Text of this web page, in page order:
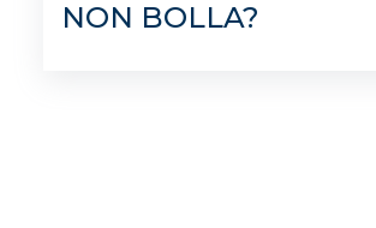
NON BOLLA?